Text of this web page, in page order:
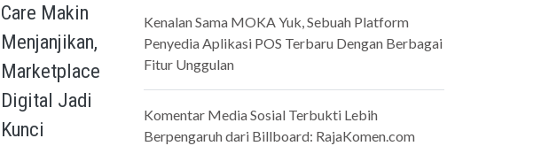
Care Makin
Menjanjikan,
Marketplace
Digital Jadi
Kunci
Kenalan Sama MOKA Yuk, Sebuah Platform
Penyedia Aplikasi POS Terbaru Dengan Berbagai
Fitur Unggulan
Komentar Media Sosial Terbukti Lebih
Berpengaruh dari Billboard: RajaKomen.com